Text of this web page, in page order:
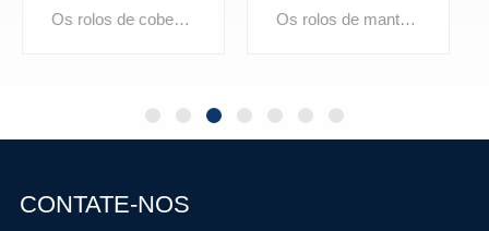
revestida com silicone
Os rolos de manta de soldagem de fibra de vidro revestida com silicone oferecem excelente resistência ao calor e durabilidade para aplicações de soldagem Projetados para suportar altas temperaturas, eles protegem superfícies e trabalhadores de faíscas, respingos e metal fundido O revestimento de silicone aumenta a flexibilidade e a resistência à abrasão, tornando esses cobertores ideais para exigir ambientes industriais.
revestida de vermiculita
Os rolos de manta de soldagem de fibra de vidro revestidos com vermiculita oferecem resistência e proteção de calor superiores em ambientes de alta temperatura O revestimento de vermiculita aumenta a durabilidade do cobertor, proporcionando excelente resistência ao respingo de metal fundido, faíscas e calor extremo Ideal para soldagem, fabricação e outras aplicações industriais, onde a segurança e o desempenho são fundamentais.
CONTATE-NOS